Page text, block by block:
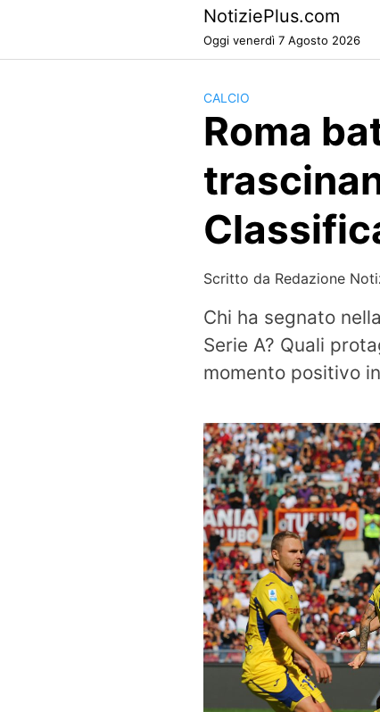
NotiziePlus.com
Oggi venerdì 7 Agosto 2026
CALCIO
Roma
Scritto da Redazione
Chi ha segnato
Serie A? Quali
momento positivo